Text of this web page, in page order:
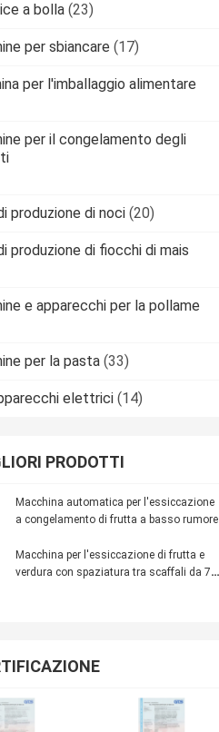
a bolla (23)
per sbiancare (17)
per l'imballaggio alimentare
per il congelamento degli
produzione di noci (20)
produzione di fiocchi di mais
e apparecchi per la pollame
per la pasta (33)
elettrici (14)
PRODOTTI
Macchina automatica per l'essiccazione
a congelamento di frutta a basso rumore
Macchina per l'essiccazione di frutta e
verdura con spaziatura tra scaffali da 70